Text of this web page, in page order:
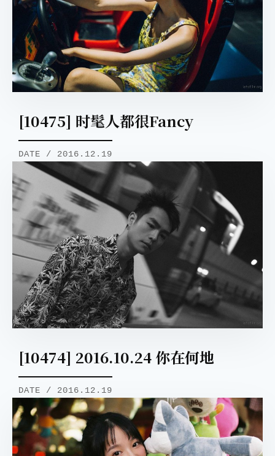
[10475] 时髦人都很Fancy
DATE / 2016.12.19
[10474] 2016.10.24 你在何地
DATE / 2016.12.19
取消 搜索